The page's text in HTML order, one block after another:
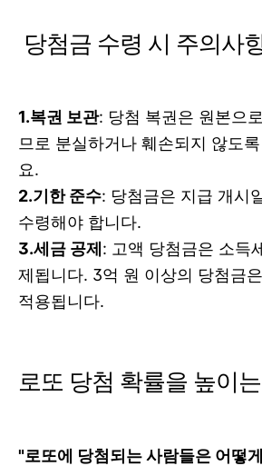
당첨금 수령 시 주의사
1.복권 보관: 당첨 복권은 원본으
므로 분실하거나 훼손되지 않도
요.
2.기한 준수: 당첨금은 지급 개시
수령해야 합니다.
3.세금 공제: 고액 당첨금은 소득
제됩니다. 3억 원 이상의 당첨금
적용됩니다.
로또 당첨 확률을 높이
"로또에 당첨되는 사람들은 어떻